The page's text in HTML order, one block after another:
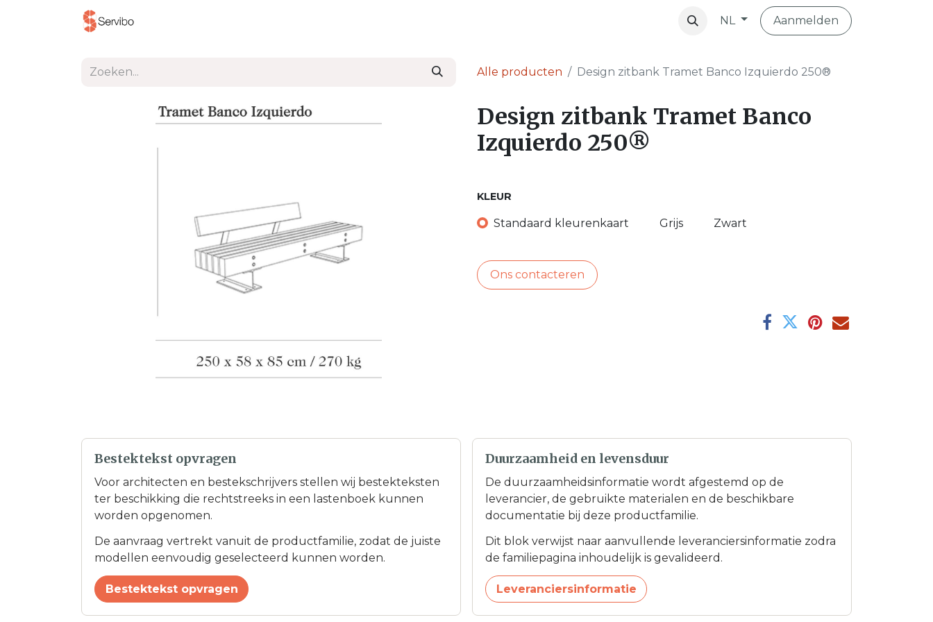
NL Aanmelden
Alle producten Design zitbank Tramet Banco Izquierdo 250®
Design zitbank Tramet Banco
Izquierdo 250®
KLEUR
Standaard kleurenkaart Grijs Zwart
Ons contacteren
Bestektekst opvragen
Voor architecten en bestekschrijvers stellen wij bestekteksten
ter beschikking die rechtstreeks in een lastenboek kunnen
worden opgenomen.
De aanvraag vertrekt vanuit de productfamilie, zodat de juiste
modellen eenvoudig geselecteerd kunnen worden.
Bestektekst opvragen
Duurzaamheid en levensduur
De duurzaamheidsinformatie wordt afgestemd op de
leverancier, de gebruikte materialen en de beschikbare
documentatie bij deze productfamilie.
Dit blok verwijst naar aanvullende leveranciersinformatie zodra
de familiepagina inhoudelijk is gevalideerd.
Leveranciersinformatie